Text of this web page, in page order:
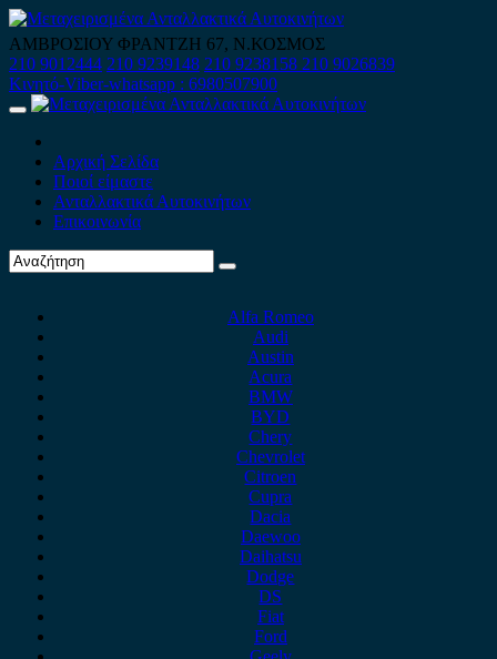
Skip
to
content
ΑΜΒΡΟΣΙΟΥ ΦΡΑΝΤΖΗ 67, Ν.ΚΟΣΜΟΣ
210 9012444 210 9239148 210 9238158 210 9026839
Κινητό-Viber-whatsapp : 6980507900
Primary
Αρχική Σελίδα
Ποιοί είμαστε
Ανταλλακτικά Αυτοκινήτων
Επικοινωνία
Alfa Romeo
Audi
Austin
Acura
BMW
BYD
Chery
Chevrolet
Citroen
Cupra
Dacia
Daewoo
Daihatsu
Dodge
DS
Fiat
Ford